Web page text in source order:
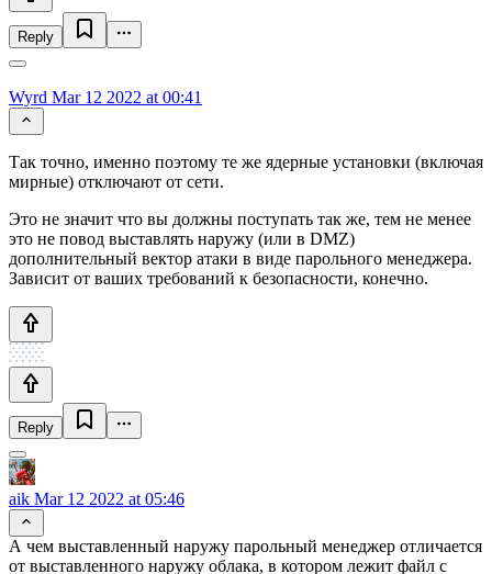
Reply
Wyrd Mar 12 2022 at 00:41
Так точно, именно поэтому те же ядерные установки (включая
мирные) отключают от сети.
Это не значит что вы должны поступать так же, тем не менее
это не повод выставлять наружу (или в DMZ)
дополнительный вектор атаки в виде парольного менеджера.
Зависит от ваших требований к безопасности, конечно.
Reply
aik Mar 12 2022 at 05:46
А чем выставленный наружу парольный менеджер отличается
от выставленного наружу облака, в котором лежит файл с